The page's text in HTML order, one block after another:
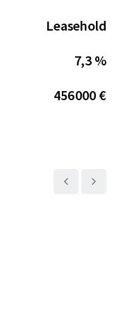
Leasehold
7,3 %
456 000 €